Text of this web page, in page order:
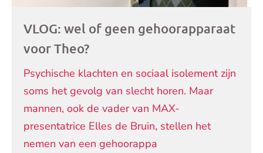
VLOG: wel of geen gehoorapparaat
voor Theo?
Psychische klachten en sociaal isolement zijn
soms het gevolg van slecht horen. Maar
mannen, ook de vader van MAX-
presentatrice Elles de Bruin, stellen het
nemen van een gehoorappa